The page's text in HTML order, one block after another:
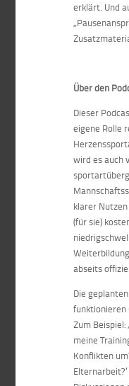
erklärt. Und
Über den
Dieser
eigene Rolle
wird es auch
klarer
(für sie)
abseits
Die
funktionieren
Zum Beispiel:
meine
Konflikten